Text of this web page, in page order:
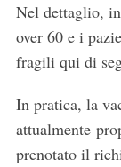
Nel dettaglio,
over 60 e i
fragili qui di
In pratica, la
attualmente
prenotato il